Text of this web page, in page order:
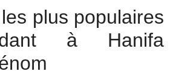
plus populaires
à Hanifa